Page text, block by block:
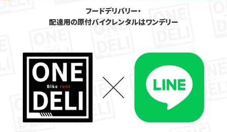
フードデリバリー・
配達用の原付バイクレンタルはワンデリー